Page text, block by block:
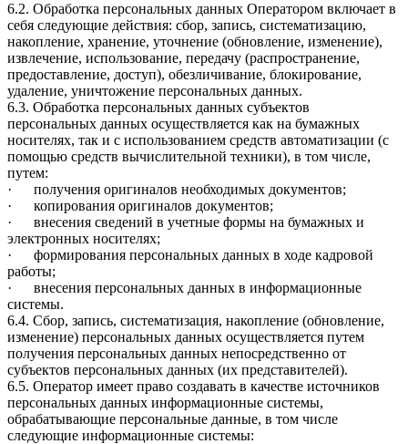
6.2. Обработка персональных данных Оператором включает в
себя следующие действия: сбор, запись, систематизацию,
накопление, хранение, уточнение (обновление, изменение),
извлечение, использование, передачу (распространение,
предоставление, доступ), обезличивание, блокирование,
удаление, уничтожение персональных данных.
6.3. Обработка персональных данных субъектов
персональных данных осуществляется как на бумажных
носителях, так и с использованием средств автоматизации (с
помощью средств вычислительной техники), в том числе,
путем:
· получения оригиналов необходимых документов;
· копирования оригиналов документов;
· внесения сведений в учетные формы на бумажных и
электронных носителях;
· формирования персональных данных в ходе кадровой
работы;
· внесения персональных данных в информационные
системы.
6.4. Сбор, запись, систематизация, накопление (обновление,
изменение) персональных данных осуществляется путем
получения персональных данных непосредственно от
субъектов персональных данных (их представителей).
6.5. Оператор имеет право создавать в качестве источников
персональных данных информационные системы,
обрабатывающие персональные данные, в том числе
следующие информационные системы: